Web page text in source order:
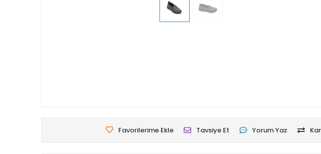
Favorilerime Ekle Tavsiye Et Yorum Yaz